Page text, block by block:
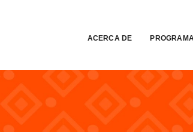
ACERCA DE PROGRAMA